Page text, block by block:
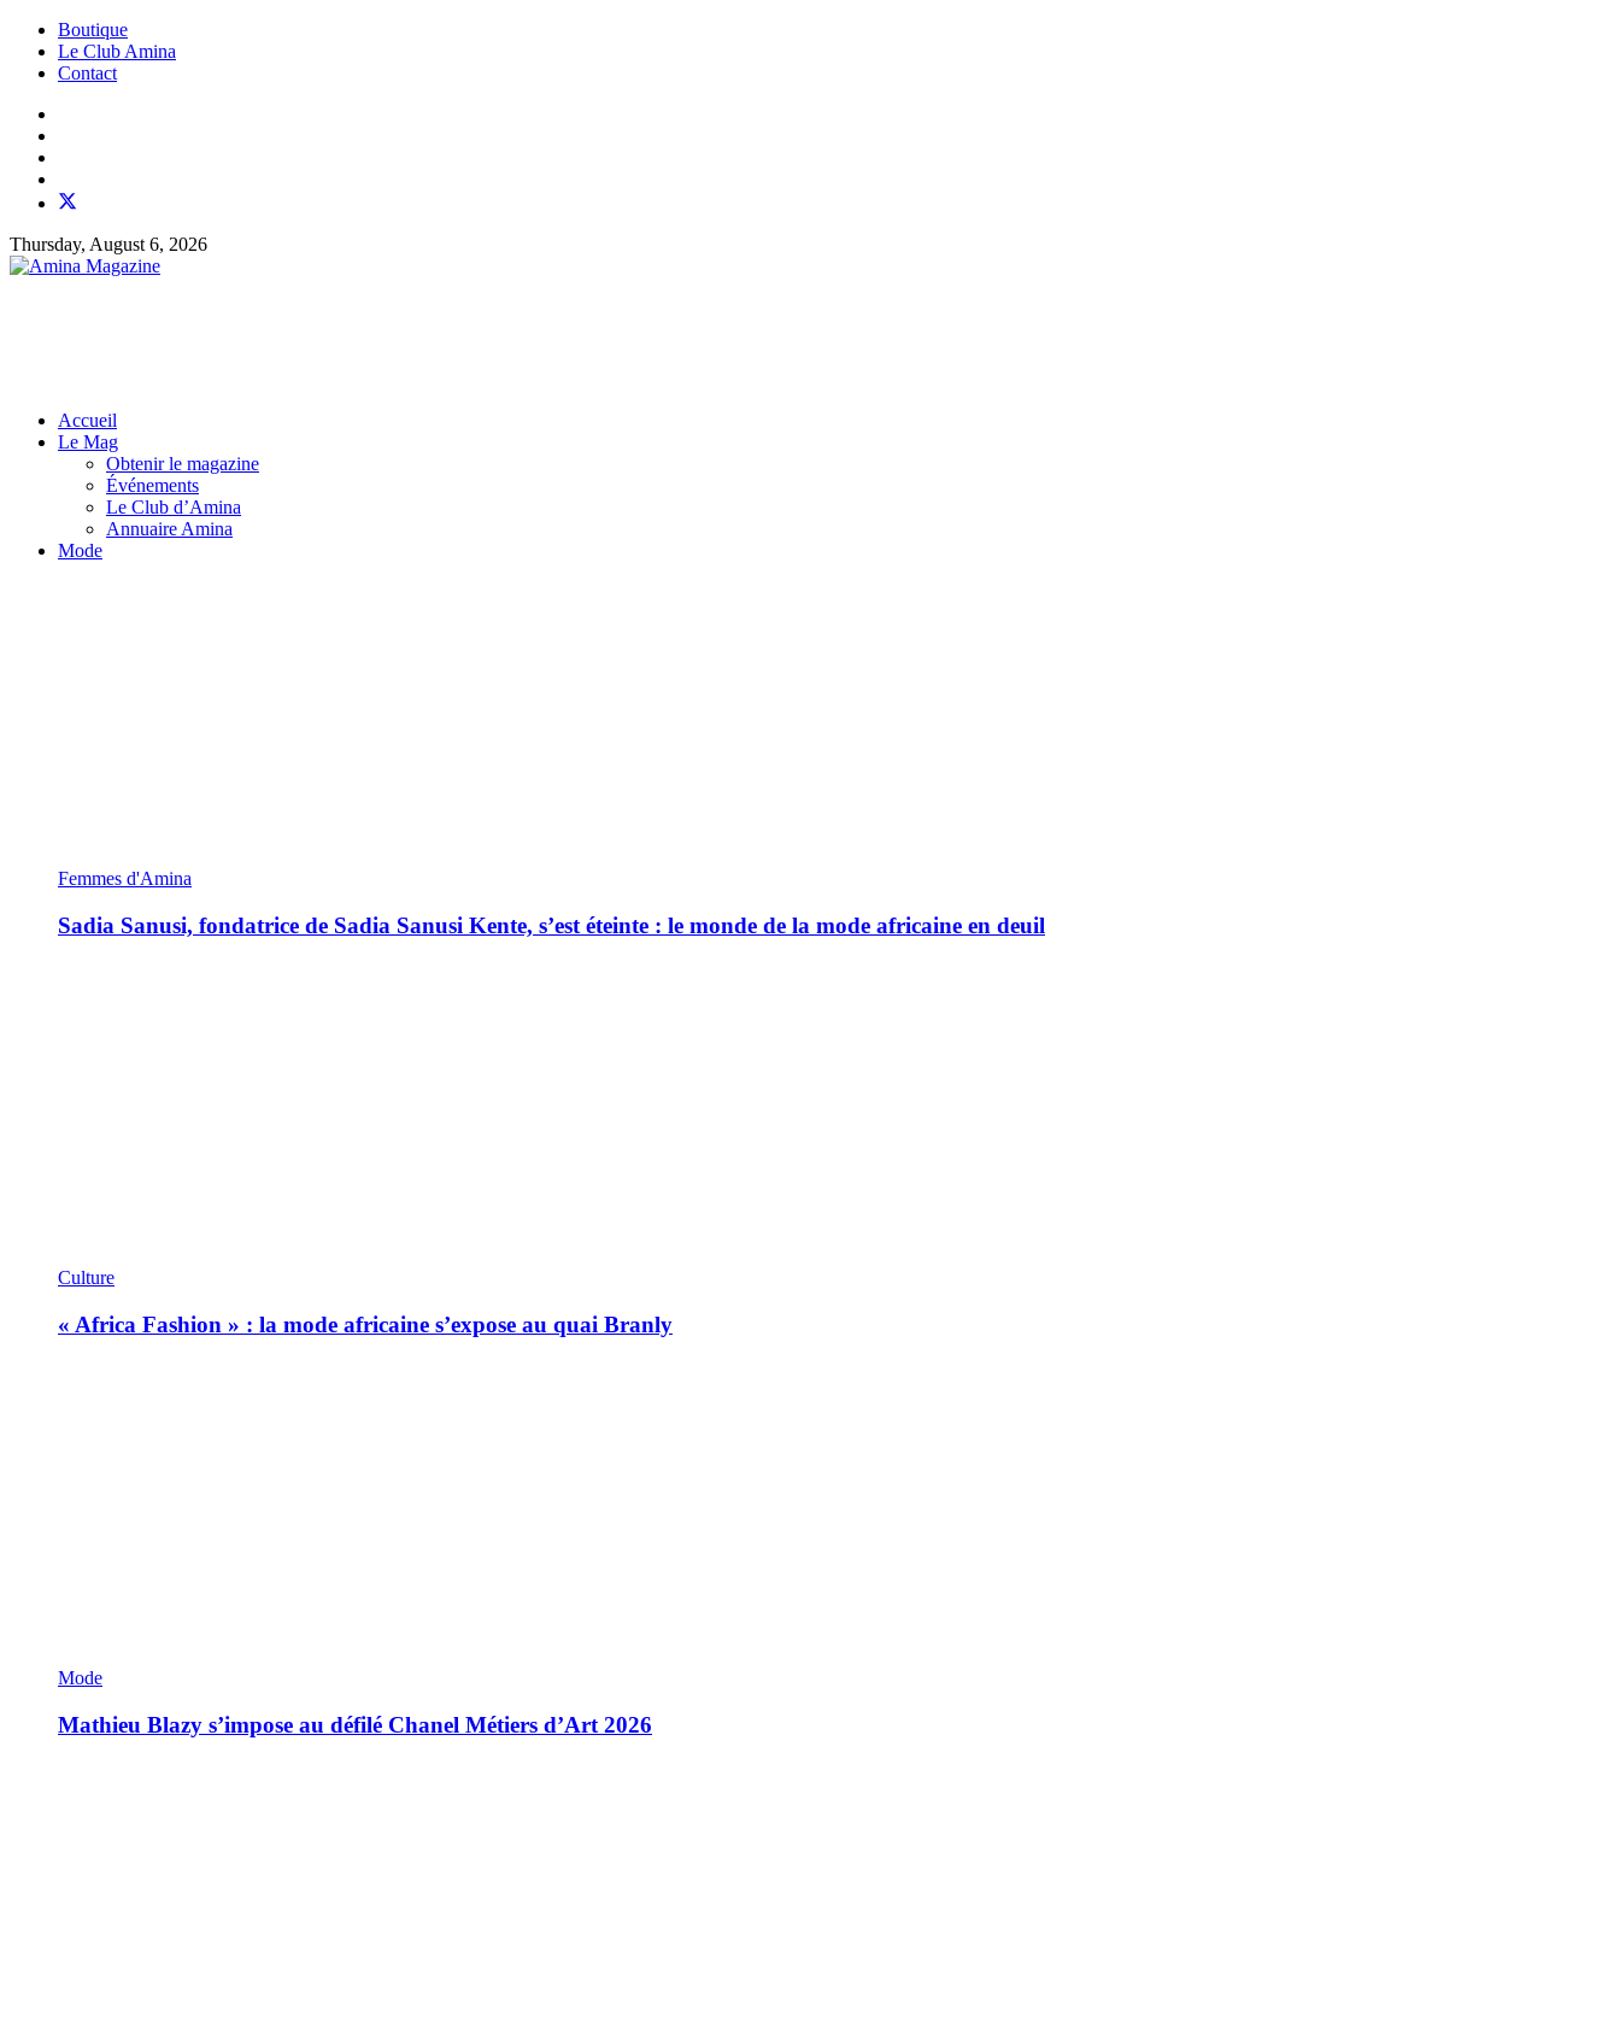
Boutique
Le Club Amina
Contact
Thursday, August 6, 2026
Accueil
Le Mag
Obtenir le magazine
Événements
Le Club d’Amina
Annuaire Amina
Mode
Femmes d'Amina
Sadia Sanusi, fondatrice de Sadia Sanusi Kente, s’est éteinte : le monde de la mode africaine en deuil
Culture
« Africa Fashion » : la mode africaine s’expose au quai Branly
Mode
Mathieu Blazy s’impose au défilé Chanel Métiers d’Art 2026